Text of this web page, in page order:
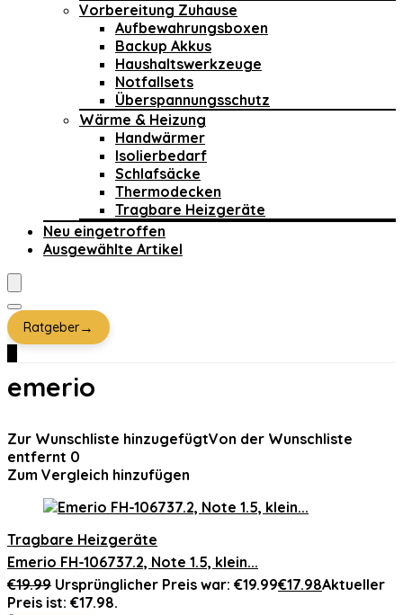
Vorbereitung Zuhause
Aufbewahrungsboxen
Backup Akkus
Haushaltswerkzeuge
Notfallsets
Überspannungsschutz
Wärme & Heizung
Handwärmer
Isolierbedarf
Schlafsäcke
Thermodecken
Tragbare Heizgeräte
Neu eingetroffen
Ausgewählte Artikel
Ratgeber→
emerio
Zur Wunschliste hinzugefügtVon der Wunschliste
entfernt 0
Zum Vergleich hinzufügen
Tragbare Heizgeräte
Emerio FH-106737.2, Note 1.5, klein...
€19.99 Ursprünglicher Preis war: €19.99€17.98Aktueller
Preis ist: €17.98.